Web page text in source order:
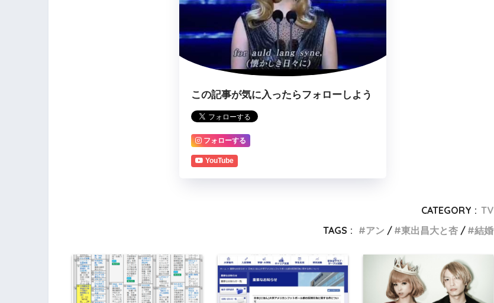
この記事が気に入ったらフォローしよう
フォローする
YouTube
CATEGORY : TV
TAGS :
アン 東出昌大と杏 結婚